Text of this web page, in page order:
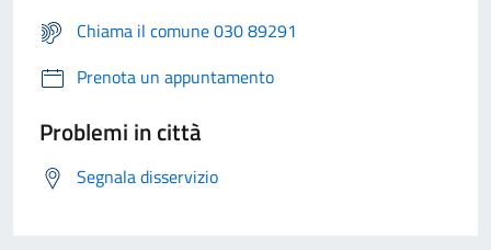
Chiama il comune 030 89291
Prenota un appuntamento
Problemi in città
Segnala disservizio